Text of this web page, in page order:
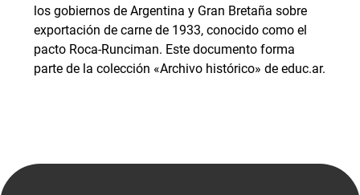
los gobiernos de Argentina y Gran Bretaña sobre
exportación de carne de 1933, conocido como el
pacto Roca-Runciman. Este documento forma
parte de la colección «Archivo histórico» de educ.ar.